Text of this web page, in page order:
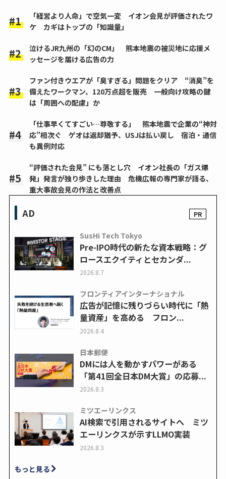
「経営より人命」で空気一変 イオン会見が評価されたワ
ケ カギはトップの「知識量」
泣けるJR九州の「幻のCM」 熊本地震の被災地に応援メ
ッセージを届ける広告の力
ファン付きウエアが「臭すぎる」問題をクリア “消臭”を
備えたワークマン、120万点超を販売 一般向け攻略の鍵
は「周囲への配慮」か
「仕事早くてすごい…尊敬する」 熊本地震で企業の“神対
応”相次ぐ ゲオは返却猶予、USJは払い戻し 宿泊・通信
も異例対応
“評価された会見” にも落とし穴 イオン社長の「ガス爆
発」発言が独り歩きした理由 危機広報の専門家が語る、
重大事故会見の作法と改善点
AD
SusHi Tech Tokyo
Pre-IPO時代の新たな資本戦略：グ
ロースエクイティとセカンダ...
2026.8.7
フロンティアインターナショナル
広告が記憶に残りづらい時代に「熱
量資産」を高める フロン...
2026.8.4
日本郵便
DMには人を動かすパワーがある
「第41回全日本DM大賞」の応募...
2026.8.3
ミツエーリンクス
AI検索で引用されるサイトへ ミツ
エーリンクスが示すLLMO実装
2026.8.3
もっと見る